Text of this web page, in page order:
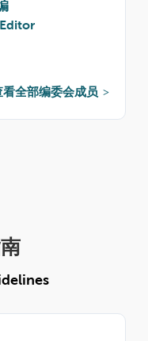
看全部编委会成员